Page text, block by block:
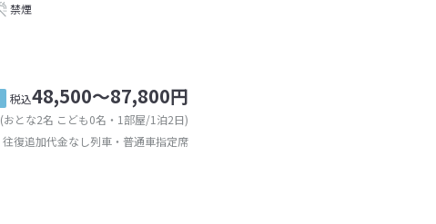
禁煙
税込48,500～87,800円
(おとな2名 こども0名・1部屋/1泊2日)
往復追加代金なし列車・普通車指定席